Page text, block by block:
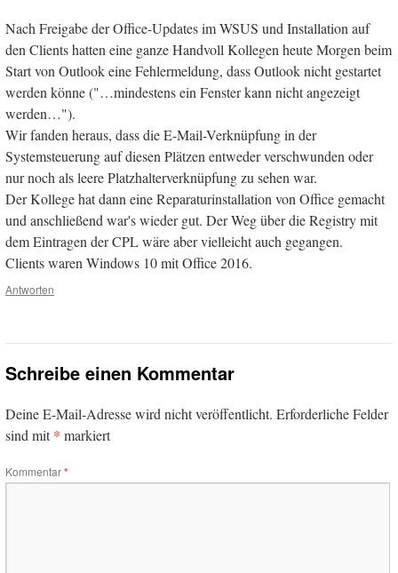
Nach Freigabe der Office-Updates im WSUS und Installation auf
den Clients hatten eine ganze Handvoll Kollegen heute Morgen beim
Start von Outlook eine Fehlermeldung, dass Outlook nicht gestartet
werden könne ("…mindestens ein Fenster kann nicht angezeigt
werden…").
Wir fanden heraus, dass die E-Mail-Verknüpfung in der
Systemsteuerung auf diesen Plätzen entweder verschwunden oder
nur noch als leere Platzhalterverknüpfung zu sehen war.
Der Kollege hat dann eine Reparaturinstallation von Office gemacht
und anschließend war's wieder gut. Der Weg über die Registry mit
dem Eintragen der CPL wäre aber vielleicht auch gegangen.
Clients waren Windows 10 mit Office 2016.
Antworten
Schreibe einen Kommentar
Deine E-Mail-Adresse wird nicht veröffentlicht. Erforderliche Felder
sind mit* markiert
Kommentar*